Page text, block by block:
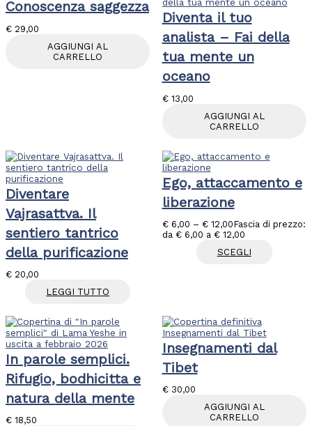
Conoscenza saggezza
€ 29,00
AGGIUNGI AL
CARRELLO
Diventa il tuo
analista – Fai della
tua mente un
oceano
€13,00
AGGIUNGI AL
CARRELLO
Diventare
Vajrasattva. Il
sentiero tantrico
della purificazione
€ 20,00
LEGGI TUTTO
Ego, attaccamento e
liberazione
€6,00 – €12,00Fascia di prezzo:
da € 6,00 a € 12,00
SCEGLI
In parole semplici.
Rifugio, bodhicitta e
natura della mente
€ 18,50
Insegnamenti dal
Tibet
€30,00
AGGIUNGI AL
CARRELLO